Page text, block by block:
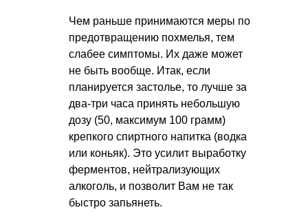
Чем раньше принимаются меры по
предотвращению похмелья, тем
слабее симптомы. Их даже может
не быть вообще. Итак, если
планируется застолье, то лучше за
два-три часа принять небольшую
дозу (50, максимум 100 грамм)
крепкого спиртного напитка (водка
или коньяк). Это усилит выработку
ферментов, нейтрализующих
алкоголь, и позволит Вам не так
быстро запьянеть.